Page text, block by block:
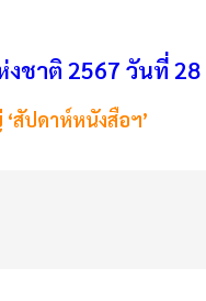
ชาติ 2567 วันที่ 28
สัปดาห์หนังสือฯ’